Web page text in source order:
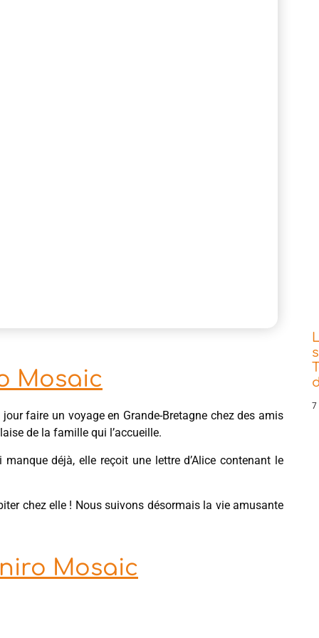
Mosaic
faire un voyage en Grande-Bretagne chez des amis
de la famille qui l’accueille.
déjà, elle reçoit une lettre d’Alice contenant le
chez elle ! Nous suivons désormais la vie amusante
Mosaic
7